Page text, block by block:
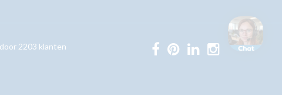
door 2203 klanten